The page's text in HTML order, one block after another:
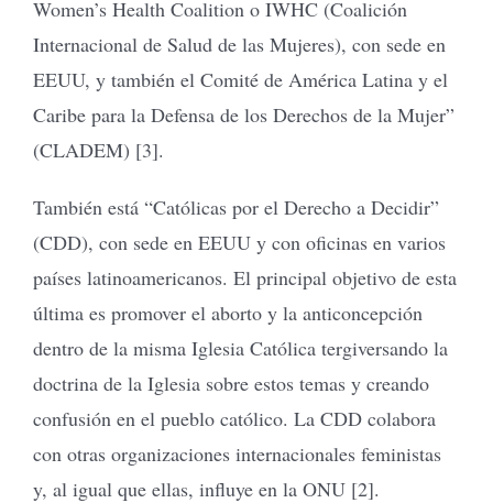
Women’s Health Coalition o IWHC (Coalición
Internacional de Salud de las Mujeres), con sede en
EEUU, y también el Comité de América Latina y el
Caribe para la Defensa de los Derechos de la Mujer”
(CLADEM) [3].
También está “Católicas por el Derecho a Decidir”
(CDD), con sede en EEUU y con oficinas en varios
países latinoamericanos. El principal objetivo de esta
última es promover el aborto y la anticoncepción
dentro de la misma Iglesia Católica tergiversando la
doctrina de la Iglesia sobre estos temas y creando
confusión en el pueblo católico. La CDD colabora
con otras organizaciones internacionales feministas
y, al igual que ellas, influye en la ONU [2].